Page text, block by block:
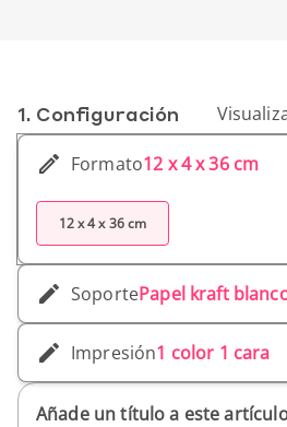
1. Conf­iguración
Formato12 x 4 x 36 cm
12 x 4 x 36 cm
SoportePapel kraft
Impresión1 color 1 cara
Añade un título a este